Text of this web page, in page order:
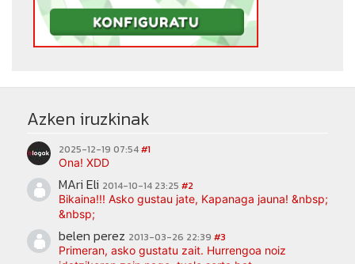
Azken iruzkinak
2025-12-19 07:54#1
Ona! XDD
MAri Eli 2014-10-14 23:25 #2
Bikaina!!! Asko gustau jate, Kapanaga jauna! &nbsp;
&nbsp;
belen perez 2013-03-26 22:39 #3
Primeran, asko gustatu zait. Hurrengoa noiz